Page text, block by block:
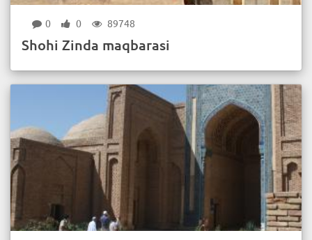
0 0 89748
Shohi Zinda maqbarasi